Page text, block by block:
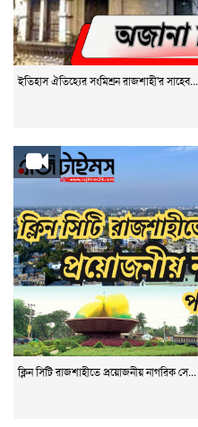
ইতিহাস ঐতিহ্যের সংমিশ্রন রাজশাহী'র সাহেব...
ক্লিন সিটি রাজশাহীতে প্রয়োজনীয় নাগরিক সে...